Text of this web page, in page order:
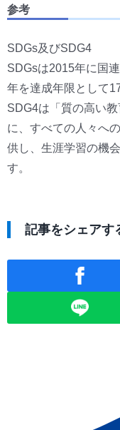
参考
SDGs及びSDG4
SDGsは2015年に国
年を達成年限として
SDG4は「質の高い
に、すべての人々へ
供し、生涯学習の機
す。
記事をシェアす